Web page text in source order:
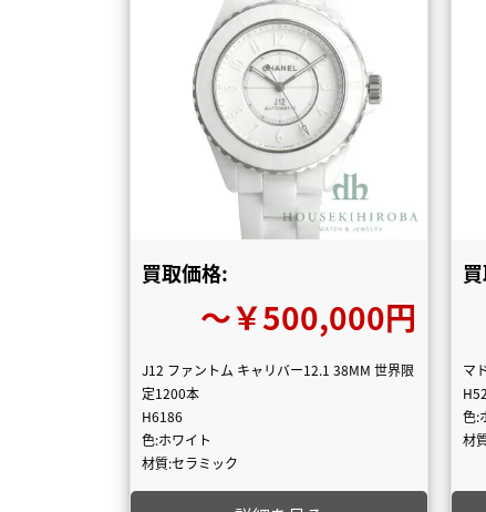
買取価格:
〜￥500,000円
J12 ファントム キャリバー12.1 38MM 世界限
定1200本
H6186
色:ホワイト
材質:セラミック
マ
色:
材